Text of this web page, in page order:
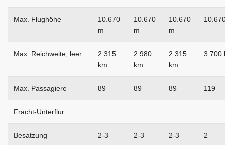
Max. Flughöhe
10.670
m
10.670
m
10.670
m
Max. Reichweite, leer
2.315
km
2.980
km
2.315
km
3.700
Max. Passagiere 89 89 89 119
Fracht-Unterflur
Besatzung 2-3 2-3 2-3 2